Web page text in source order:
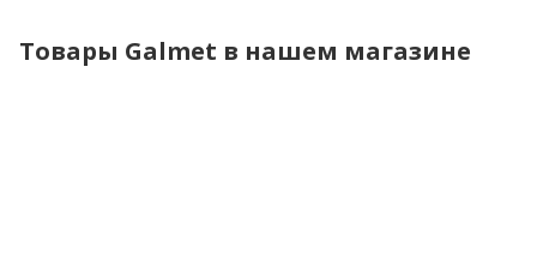
Товары Galmet в нашем магазине